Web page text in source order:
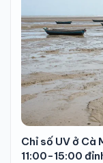
Chỉ số UV ở Cà
11:00-15:00